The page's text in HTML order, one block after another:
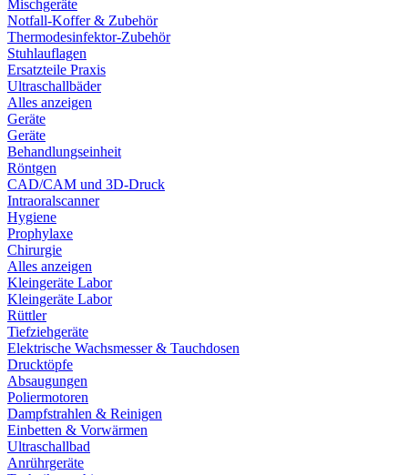
Mischgeräte
Notfall-Koffer & Zubehör
Thermodesinfektor-Zubehör
Stuhlauflagen
Ersatzteile Praxis
Ultraschallbäder
Alles anzeigen
Geräte
Geräte
Behandlungseinheit
Röntgen
CAD/CAM und 3D-Druck
Intraoralscanner
Hygiene
Prophylaxe
Chirurgie
Alles anzeigen
Kleingeräte Labor
Kleingeräte Labor
Rüttler
Tiefziehgeräte
Elektrische Wachsmesser & Tauchdosen
Drucktöpfe
Absaugungen
Poliermotoren
Dampfstrahlen & Reinigen
Einbetten & Vorwärmen
Ultraschallbad
Anrührgeräte